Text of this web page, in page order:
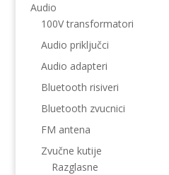
Audio
100V transformatori
Audio priključci
Audio adapteri
Bluetooth risiveri
Bluetooth zvucnici
FM antena
Zvučne kutije
Razglasne